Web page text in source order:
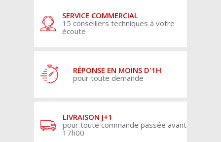
SERVICE COMMERCIAL
15 conseillers techniques à votre
écoute
RÉPONSE EN MOINS D'1H
pour toute demande
LIVRAISON J+1
pour toute commande passée avant
17h00